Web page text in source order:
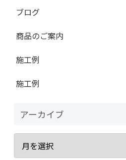
ブログ
商品のご案内
施工例
施工例
アーカイブ